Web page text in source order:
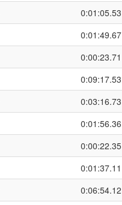
0:01:05.53
0:01:49.67
0:00:23.71
0:09:17.53
0:03:16.73
0:01:56.36
0:00:22.35
0:01:37.11
0:06:54.12